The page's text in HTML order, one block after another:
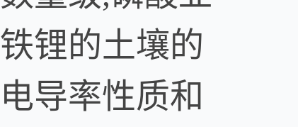
铁锂的土壤的
电导率性质和